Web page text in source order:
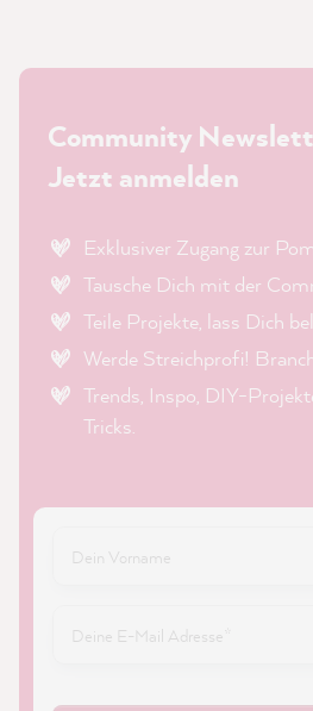
Community
Jetzt anmelden
Exklusiver Zugang zur
Tausche Dich mit der
Teile Projekte, lass Dich
Werde Streichprofi!
Trends, Inspo, DIY-
Tricks.